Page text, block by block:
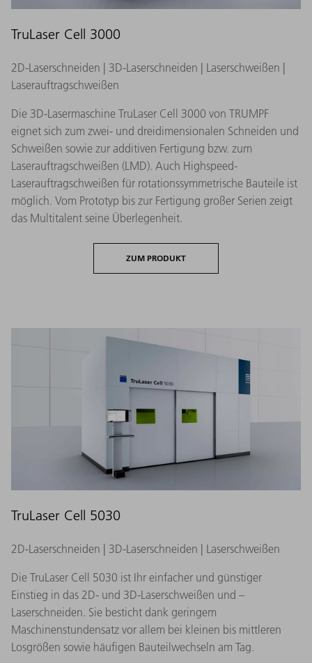
TruLaser Cell 3000
2D-Laserschneiden | 3D-Laserschneiden | Laserschweißen |
Laserauftragschweißen
Die 3D-Lasermaschine TruLaser Cell 3000 von TRUMPF
eignet sich zum zwei- und dreidimensionalen Schneiden und
Schweißen sowie zur additiven Fertigung bzw. zum
Laserauftragschweißen (LMD). Auch Highspeed-
Laserauftragschweißen für rotationssymmetrische Bauteile ist
möglich. Vom Prototyp bis zur Fertigung großer Serien zeigt
das Multitalent seine Überlegenheit.
ZUM PRODUKT
TruLaser Cell 5030
2D-Laserschneiden | 3D-Laserschneiden | Laserschweißen
Die TruLaser Cell 5030 ist Ihr einfacher und günstiger
Einstieg in das 2D- und 3D-Laserschweißen und –
Laserschneiden. Sie besticht dank geringem
Maschinenstundensatz vor allem bei kleinen bis mittleren
Losgrößen sowie häufigen Bauteilwechseln am Tag.